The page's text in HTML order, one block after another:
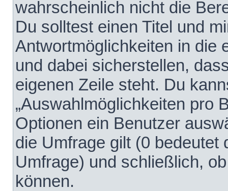
wahrscheinlich nicht die
Du solltest einen Titel und
Antwortmöglichkeiten in die
und dabei sicherstellen,
eigenen Zeile steht. Du
„Auswahlmöglichkeiten pro
Optionen ein Benutzer
die Umfrage gilt (0 bedeutet
Umfrage) und schließlich,
können.